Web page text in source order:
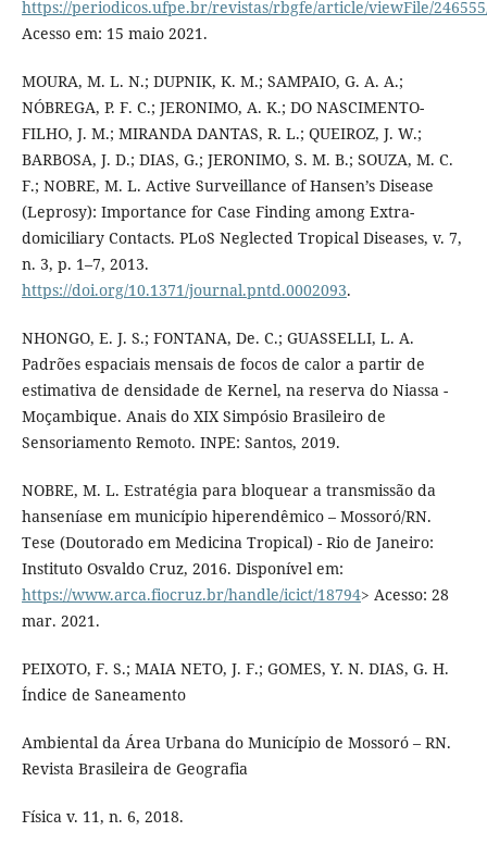
https://periodicos.ufpe.br/revistas/rbgfe/article/viewFile/
Acesso em: 15 maio 2021.
MOURA, M. L. N.; DUPNIK, K. M.; SAMPAIO, G. A. A.;
NÓBREGA, P. F. C.; JERONIMO, A. K.; DO NASCIMENTO-
FILHO, J. M.; MIRANDA DANTAS, R. L.; QUEIROZ, J. W.;
BARBOSA, J. D.; DIAS, G.; JERONIMO, S. M. B.; SOUZA, M. C.
F.; NOBRE, M. L. Active Surveillance of Hansen’s Disease
(Leprosy): Importance for Case Finding among Extra-
domiciliary Contacts. PLoS Neglected Tropical Diseases, v. 7,
n. 3, p. 1–7, 2013.
https://doi.org/10.1371/journal.pntd.0002093.
NHONGO, E. J. S.; FONTANA, De. C.; GUASSELLI, L. A.
Padrões espaciais mensais de focos de calor a partir de
estimativa de densidade de Kernel, na reserva do Niassa -
Moçambique. Anais do XIX Simpósio Brasileiro de
Sensoriamento Remoto. INPE: Santos, 2019.
NOBRE, M. L. Estratégia para bloquear a transmissão da
hanseníase em município hiperendêmico – Mossoró/RN.
Tese (Doutorado em Medicina Tropical) - Rio de Janeiro:
Instituto Osvaldo Cruz, 2016. Disponível em:
https://www.arca.fiocruz.br/handle/icict/18794> Acesso: 28
mar. 2021.
PEIXOTO, F. S.; MAIA NETO, J. F.; GOMES, Y. N. DIAS, G. H.
Índice de Saneamento
Ambiental da Área Urbana do Município de Mossoró – RN.
Revista Brasileira de Geografia
Física v. 11, n. 6, 2018.